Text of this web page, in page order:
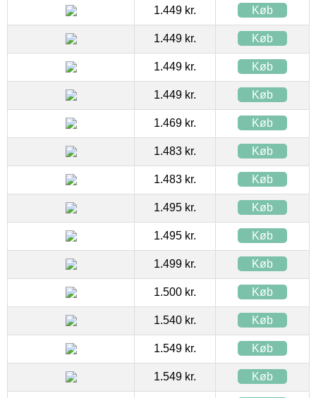
1.449 kr. Køb
1.449 kr. Køb
1.449 kr. Køb
1.449 kr. Køb
1.469 kr. Køb
1.483 kr. Køb
1.483 kr. Køb
1.495 kr. Køb
1.495 kr. Køb
1.499 kr. Køb
1.500 kr. Køb
1.540 kr. Køb
1.549 kr. Køb
1.549 kr. Køb